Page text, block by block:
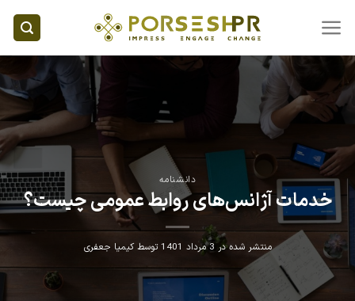
content
دانشنامه
خدمات آژانس‌های روابط عمومی چیست؟
منتشر شده در3 مرداد 1401 توسطکیمیا جعفری